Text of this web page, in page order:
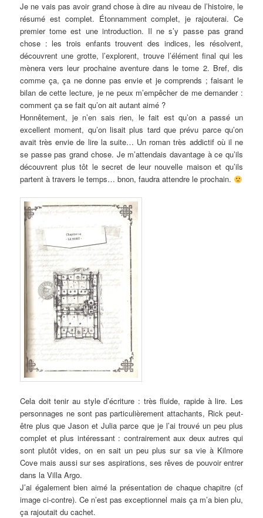
Je ne vais pas avoir grand chose à dire au niveau de l’histoire, le
résumé est complet. Étonnamment complet, je rajouterai. Ce
premier tome est une introduction. Il ne s’y passe pas grand
chose : les trois enfants trouvent des indices, les résolvent,
découvrent une grotte, l’explorent, trouve l’élément final qui les
mènera vers leur prochaine aventure dans le tome 2. Bref, dis
comme ça, ça ne donne pas envie et je comprends ; faisant le
bilan de cette lecture, je ne peux m’empêcher de me demander :
comment ça se fait qu’on ait autant aimé ?
Honnêtement, je n’en sais rien, le fait est qu’on a passé un
excellent moment, qu’on lisait plus tard que prévu parce qu’on
avait très envie de lire la suite… Un roman très addictif où il ne
se passe pas grand chose. Je m’attendais davantage à ce qu’ils
découvrent plus tôt le secret de leur nouvelle maison et qu’ils
partent à travers le temps… bnon, faudra attendre le prochain.
Cela doit tenir au style d’écriture : très fluide, rapide à lire. Les
personnages ne sont pas particulièrement attachants, Rick peut-
être plus que Jason et Julia parce que je l’ai trouvé un peu plus
complet et plus intéressant : contrairement aux deux autres qui
sont plutôt vides, on en sait un peu plus sur sa vie à Kilmore
Cove mais aussi sur ses aspirations, ses rêves de pouvoir entrer
dans la Villa Argo.
J’ai également bien aimé la présentation de chaque chapitre (cf
image ci-contre). Ce n’est pas exceptionnel mais ça m’a bien plu,
ça rajoutait du cachet.